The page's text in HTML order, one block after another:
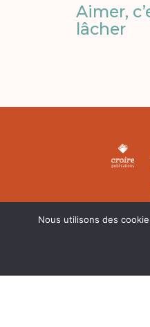
Aimer,
lâcher
Nous utilisons des